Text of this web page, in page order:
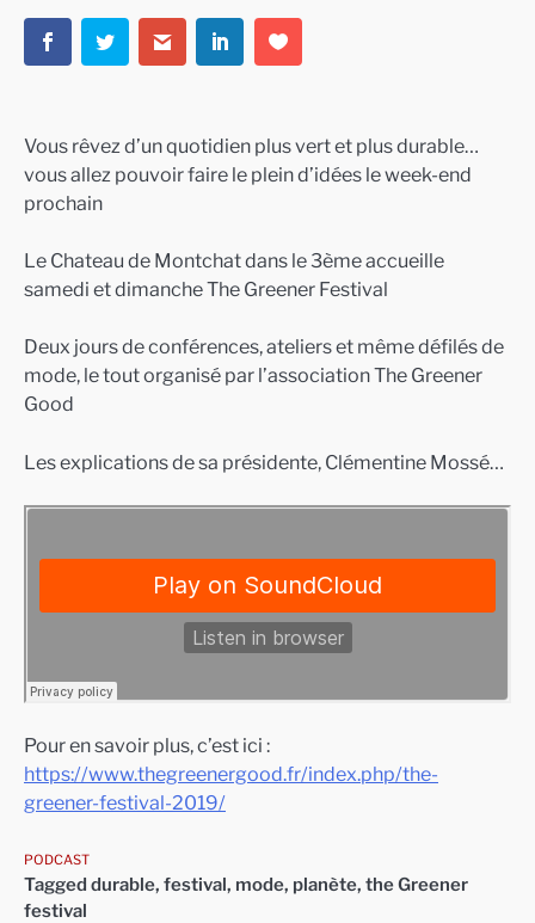
Vous rêvez d’un quotidien plus vert et plus durable…
vous allez pouvoir faire le plein d’idées le week-end
prochain
Le Chateau de Montchat dans le 3ème accueille
samedi et dimanche The Greener Festival
Deux jours de conférences, ateliers et même défilés de
mode, le tout organisé par l’association The Greener
Good
Les explications de sa présidente, Clémentine Mossé…
Pour en savoir plus, c’est ici :
https://www.thegreenergood.fr/index.php/the-
greener-festival-2019/
PODCAST
Tagged durable, festival, mode, planète, the Greener
festival